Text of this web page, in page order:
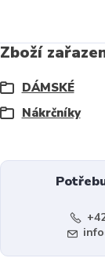
Zboží
DÁMSKÉ
Nákrčníky